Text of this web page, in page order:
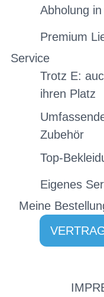
Abholung
Premium
Service
Trotz E:
ihren Platz
Zubehör
Top-
Eigenes
Meine